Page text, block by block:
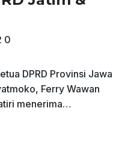
0
DPRD Provinsi Jawa
Ferry Wawan
menerima…